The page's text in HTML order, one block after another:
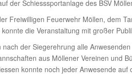
der Schiesssportanlage des BSV
Freiwilligen Feuerwehr Möllen, dem
die Veranstaltung mit großer
nach der Siegerehrung alle
aus Möllener Vereinen und
konnte noch jeder Anwesende auf